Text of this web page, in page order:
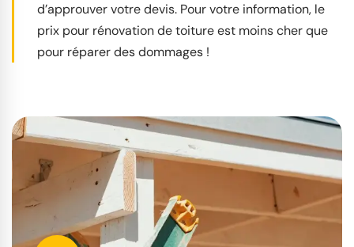
d’approuver votre devis. Pour votre information, le
prix pour rénovation de toiture est moins cher que
pour réparer des dommages !